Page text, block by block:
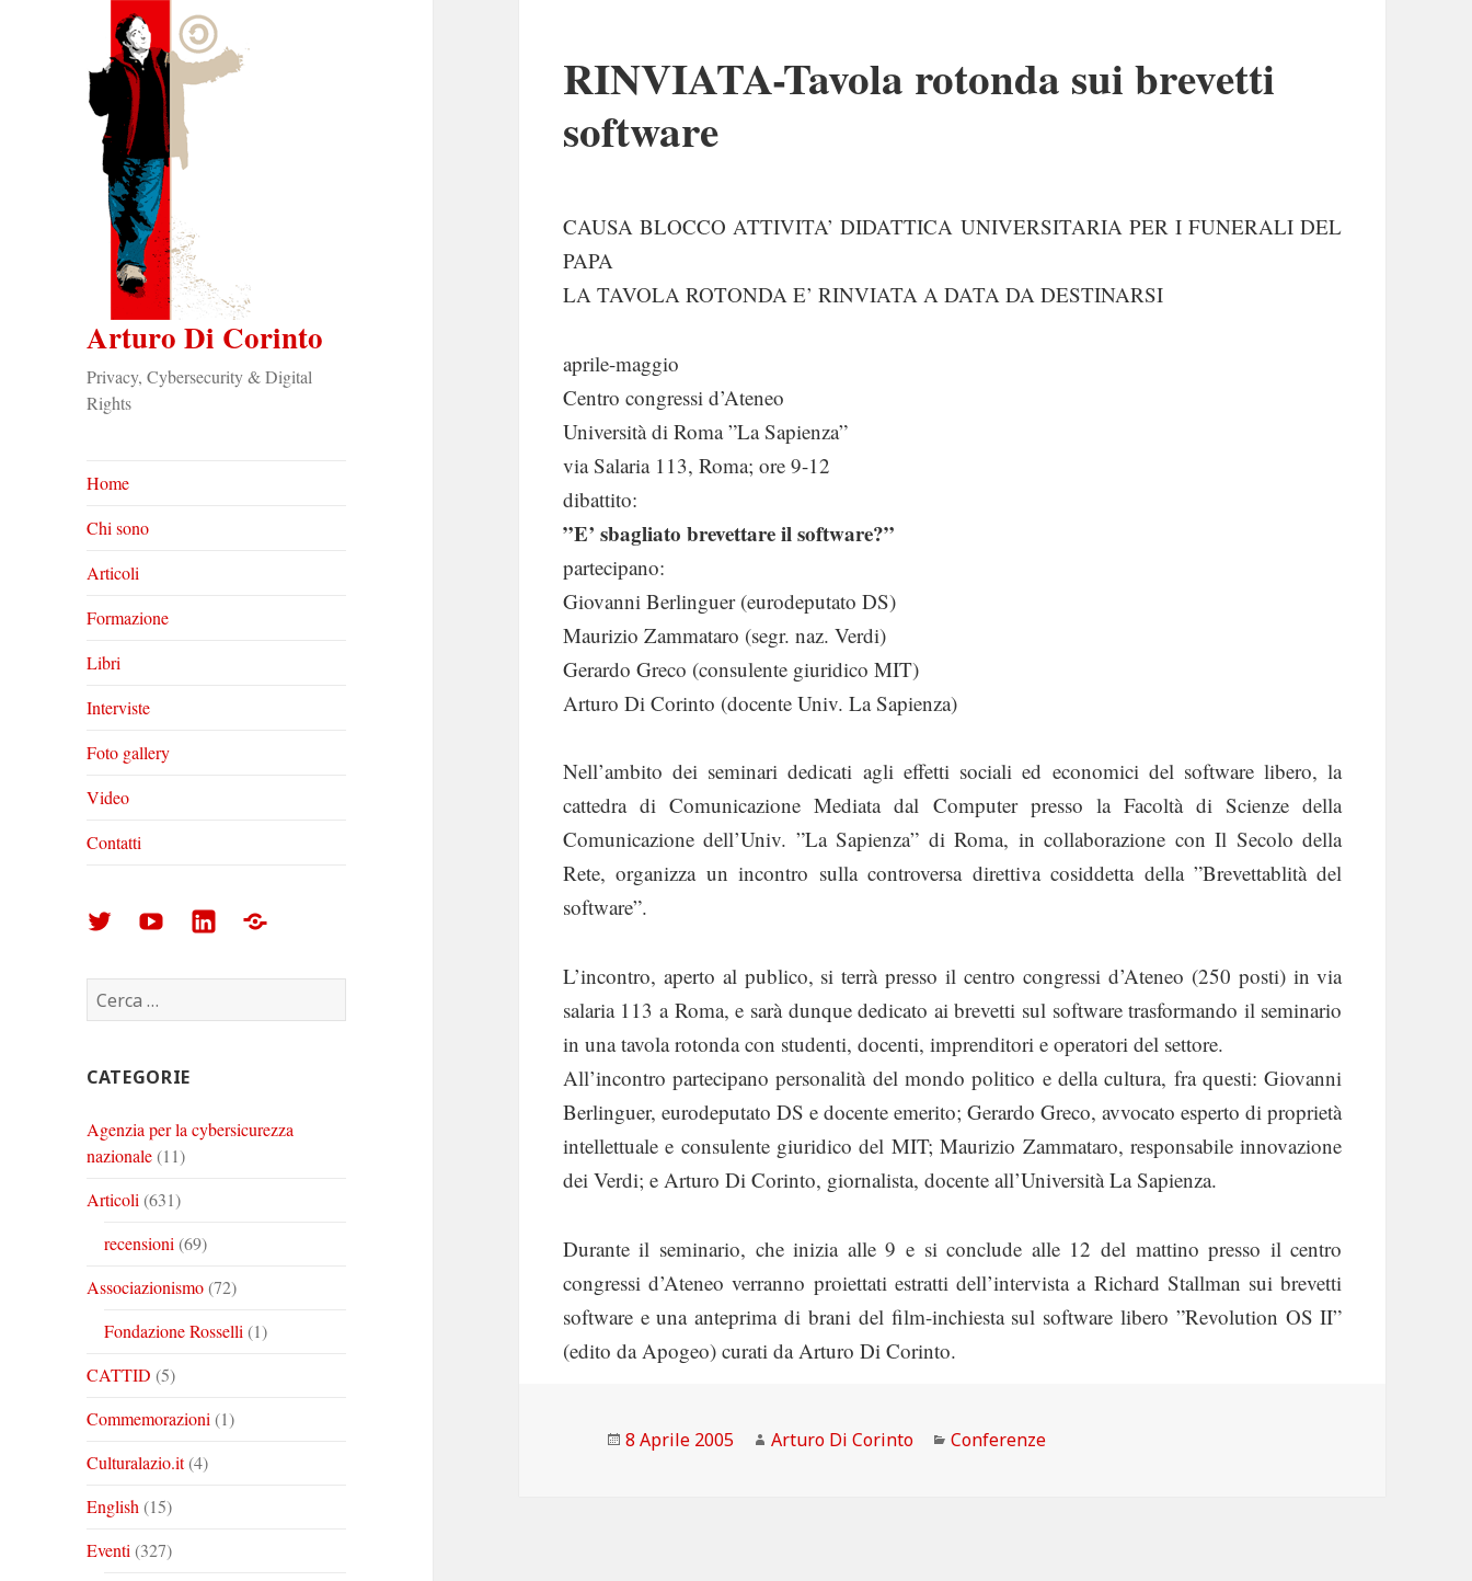
Arturo Di Corinto
Privacy, Cybersecurity & Digital
Rights
Home
Chi sono
Articoli
Formazione
Libri
Interviste
Foto gallery
Video
Contatti
Arturo
Corinto
su
Arturo
Corinto
su
Arturo
su
Foto
Ricerca
per:
CATEGORIE
Agenzia per la cybersicurezza
nazionale(11)
Articoli (631)
recensioni (69)
Associazionismo(72)
Fondazione Rosselli (1)
CATTID (5)
Commemorazioni (1)
Culturalazio.it(4)
English (15)
Eventi (327)
RINVIATA-Tavola rotonda sui brevetti
software
CAUSA BLOCCO ATTIVITA’ DIDATTICA UNIVERSITARIA PER I FUNERALI DEL
PAPA
LA TAVOLA ROTONDA E’ RINVIATA A DATA DA DESTINARSI
aprile-maggio
Centro congressi d’Ateneo
Università di Roma ”La Sapienza”
via Salaria 113, Roma; ore 9-12
dibattito:
”E’ sbagliato brevettare il software?”
partecipano:
Giovanni Berlinguer (eurodeputato DS)
Maurizio Zammataro (segr. naz. Verdi)
Gerardo Greco (consulente giuridico MIT)
Arturo Di Corinto (docente Univ. La Sapienza)
Nell’ambito dei seminari dedicati agli effetti sociali ed economici del software libero, la
cattedra di Comunicazione Mediata dal Computer presso la Facoltà di Scienze della
Comunicazione dell’Univ. ”La Sapienza” di Roma, in collaborazione con Il Secolo della
Rete, organizza un incontro sulla controversa direttiva cosiddetta della ”Brevettablità del
software”.
L’incontro, aperto al publico, si terrà presso il centro congressi d’Ateneo (250 posti) in via
salaria 113 a Roma, e sarà dunque dedicato ai brevetti sul software trasformando il seminario
in una tavola rotonda con studenti, docenti, imprenditori e operatori del settore.
All’incontro partecipano personalità del mondo politico e della cultura, fra questi: Giovanni
Berlinguer, eurodeputato DS e docente emerito; Gerardo Greco, avvocato esperto di proprietà
intellettuale e consulente giuridico del MIT; Maurizio Zammataro, responsabile innovazione
dei Verdi; e Arturo Di Corinto, giornalista, docente all’Università La Sapienza.
Durante il seminario, che inizia alle 9 e si conclude alle 12 del mattino presso il centro
congressi d’Ateneo verranno proiettati estratti dell’intervista a Richard Stallman sui brevetti
software e una anteprima di brani del film-inchiesta sul software libero ”Revolution OS II”
(edito da Apogeo) curati da Arturo Di Corinto.
Scritto
8 Aprile 2005 Autore
Arturo Di Corinto Categorie
Conferenze